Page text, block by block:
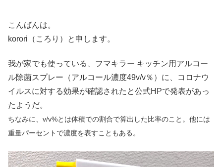
こんばんは。
korori（ころり）と申します。
我が家でも使っている、フマキラー キッチン用アルコー
ル除菌スプレー（アルコール濃度49v/v％）に、コロナウ
イルスに対する効果が確認されたと公式HPで発表があっ
たようだ。
ちなみに、v/v%とは体積での割合で算出した比率のこと。他には
重量パーセントで濃度を表すこともある。